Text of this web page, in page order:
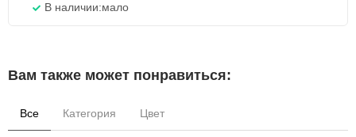
В наличии:мало
Вам также может понравиться:
Все Категория Цвет